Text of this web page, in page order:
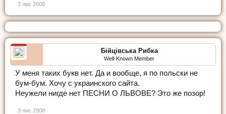
3 лис 2008
Бійцівська Рибка
Well-Known Member
У меня таких букв нет. Да и вообще, я по польски не
бум-бум. Хочу с украинского сайта.
Неужели нигде нет ПЕСНИ О ЛЬВОВЕ? Это же позор!
3 лис 2008